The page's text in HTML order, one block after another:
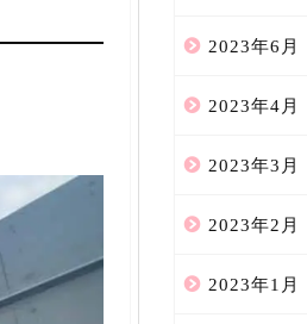
2023年6月
2023年4月
2023年3月
2023年2月
2023年1月